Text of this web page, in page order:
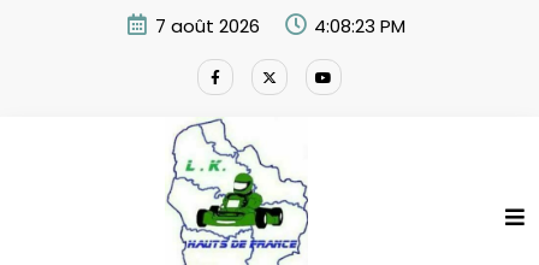
7 août 2026 4:08:23 PM